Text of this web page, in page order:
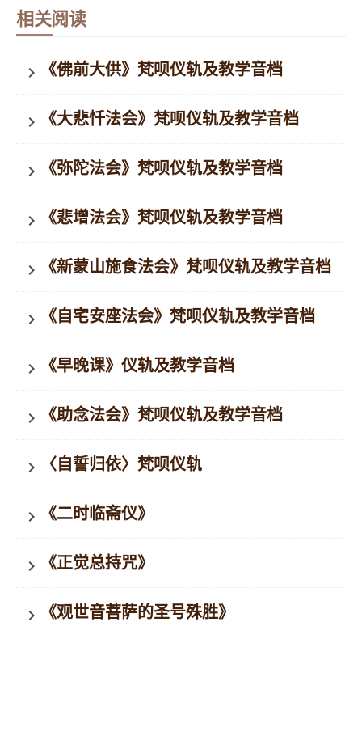
相关阅读
keyboard_arrow_right 《佛前大供》梵呗仪轨及教学音档
keyboard_arrow_right 《大悲忏法会》梵呗仪轨及教学音档
keyboard_arrow_right 《弥陀法会》梵呗仪轨及教学音档
keyboard_arrow_right 《悲增法会》梵呗仪轨及教学音档
keyboard_arrow_right 《新蒙山施食法会》梵呗仪轨及教学音档
keyboard_arrow_right 《自宅安座法会》梵呗仪轨及教学音档
keyboard_arrow_right 《早晚课》仪轨及教学音档
keyboard_arrow_right 《助念法会》梵呗仪轨及教学音档
keyboard_arrow_right 〈自誓归依〉梵呗仪轨
keyboard_arrow_right 《二时临斋仪》
keyboard_arrow_right 《正觉总持咒》
keyboard_arrow_right 《观世音菩萨的圣号殊胜》